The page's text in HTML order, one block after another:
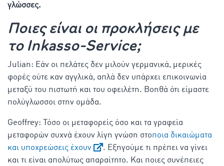
γλώσσες.
Ποιες είναι οι προκλήσεις με
τo Inkasso-Service;
Julian: Εάν οι πελάτες δεν μιλούν γερμανικά, μερικές
φορές ούτε καν αγγλικά, απλά δεν υπάρχει επικοινωνία
μεταξύ του πιστωτή και του οφειλέτη. Βοηθά ότι είμαστε
πολύγλωσσοι στην ομάδα.
Geoffrey: Τόσο οι μεταφορείς όσο και τα γραφεία
μεταφορών συχνά έχουν λίγη γνώση στοποια δικαιώματα
και υποχρεώσεις έχουν
. Εξηγούμε τι πρέπει να γίνει
και τι είναι απολύτως απαραίτητο. Και ποιες συνέπειες